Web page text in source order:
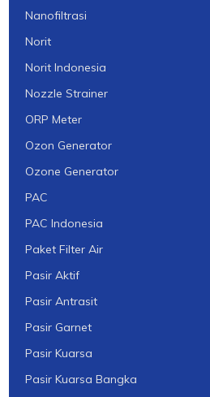
Nanofiltrasi
Norit
Norit Indonesia
Nozzle Strainer
ORP Meter
Ozon Generator
Ozone Generator
PAC
PAC Indonesia
Paket Filter Air
Pasir Aktif
Pasir Antrasit
Pasir Garnet
Pasir Kuarsa
Pasir Kuarsa Bangka